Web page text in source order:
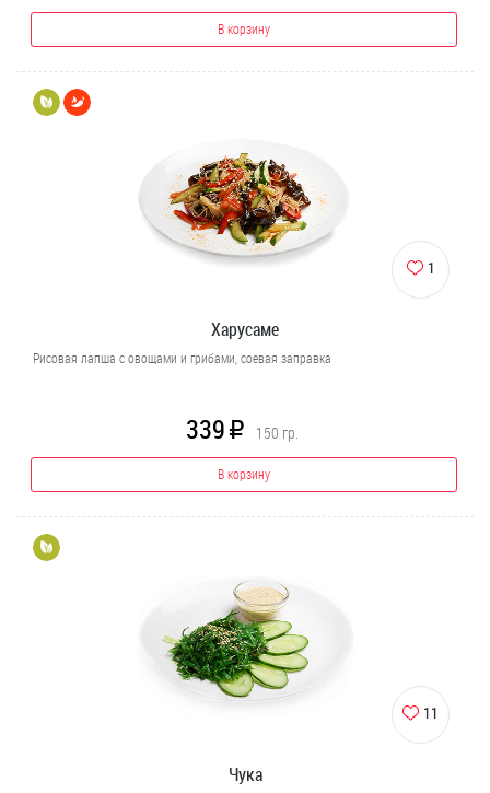
В корзину
1
Харусаме
Рисовая лапша с овощами и грибами, соевая заправка
339 R 150 гр.
В корзину
11
Чука